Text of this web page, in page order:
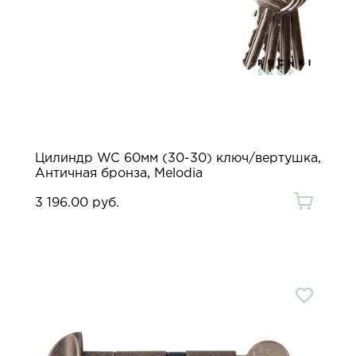
Цилиндр WC 60мм (30-30) ключ/вертушка,
Античная бронза, Melodia
3 196.00 руб.